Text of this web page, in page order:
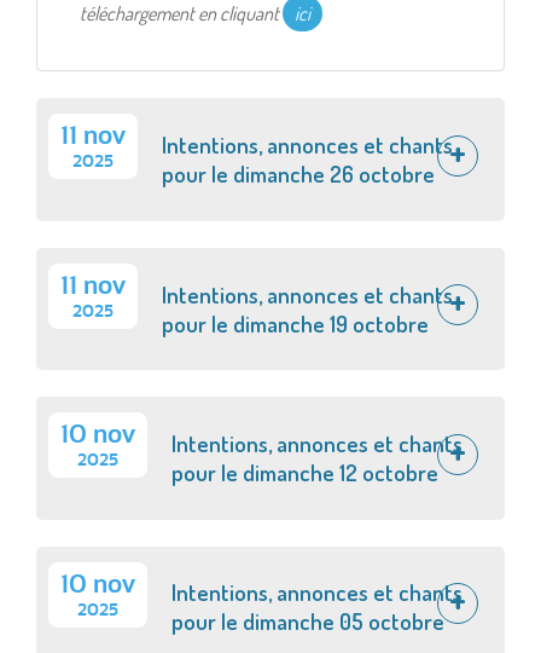
téléchargement en cliquant ici
11 nov
2025
Intentions, annonces et chants
pour le dimanche 26 octobre
11 nov
2025
Intentions, annonces et chants
pour le dimanche 19 octobre
10 nov
2025
Intentions, annonces et chants
pour le dimanche 12 octobre
10 nov
2025
Intentions, annonces et chants
pour le dimanche 05 octobre